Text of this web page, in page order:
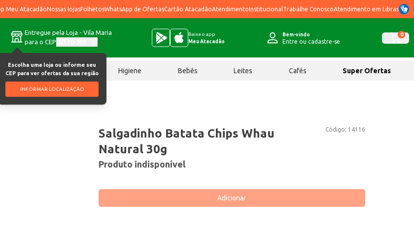
Meu AtacadãoNossas lojasFolhetosWhatsApp de OfertasCartão AtacadãoAtendimentoInstitucional Trabalhe ConoscoAtendimento em Libras
Entregue pela Loja - Vila Maria
para o CEP
Escolha uma loja ou informe seu
CEP para ver ofertas da sua região
INFORMAR LOCALIZAÇÃO
Baixe o app
Meu Atacadão
Bem-vindo
Entre ou cadastre-se
0
Chocolates Higiene Bebês Leites Cafés Super Ofertas
Chips Whau Natural 30g
Código: 14116
Salgadinho Batata Chips Whau
Natural 30g
Produto indisponível
Adicionar